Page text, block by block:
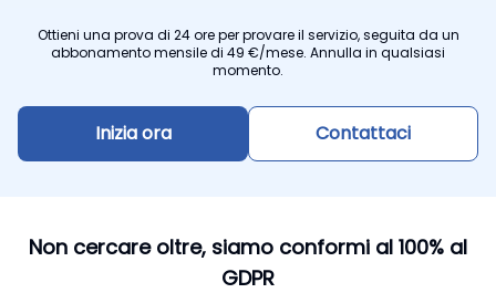
Ottieni una prova di 24 ore per provare il servizio, seguita da un
abbonamento mensile di 49 €/mese. Annulla in qualsiasi
momento.
Inizia ora Contattaci
Non cercare oltre, siamo conformi al 100% al
GDPR